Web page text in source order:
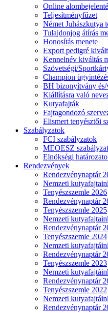
Online
Teljesítményfűzet
Német Juhászkutya
Tulajdonjog átírás
Honosítás menete
Export pedigré
Kennelnév kiváltás
Szövetségi/
Champion
BH bizonyítvány
Kiállításra való
Kutyafajták
Fajtagondozó
Elismert tenyésztői
Szabályzatok
FCI szabályzatok
MEOESZ
Elnökségi
Rendezvények
Rendezvénynaptár
Nemzeti
Tenyészszemle 2026
Rendezvénynaptár
Tenyészszemle 2025
Nemzeti
Rendezvénynaptár
Tenyészszemle 2024
Nemzeti
Rendezvénynaptár
Tenyészszemle 2023
Nemzeti
Rendezvénynaptár
Tenyészszemle 2022
Nemzeti
Rendezvénynaptár